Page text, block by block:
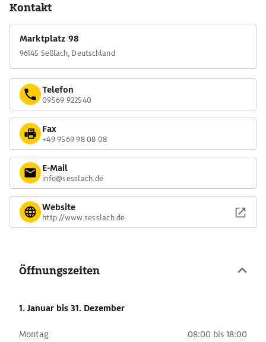
Kontakt
Marktplatz 98
96145 Seßlach, Deutschland
Telefon
09569 922540
Fax
+49 9569 98 08 08
E-Mail
info@sesslach.de
Website
http://www.sesslach.de
Öffnungszeiten
1. Januar bis 31. Dezember
Montag 08:00 bis 18:00